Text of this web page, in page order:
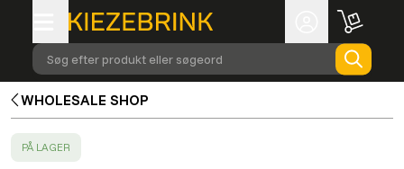
Søg efter produkt eller søgeord
WHOLESALE SHOP
SUCCESS
PÅ LAGER